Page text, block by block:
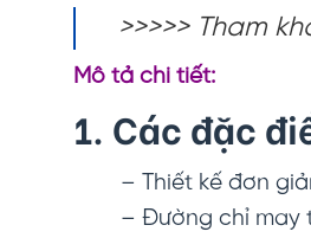
>>>>> Tham
Mô tả chi tiết:
1. Các đặc
– Thiết kế đơn
– Đường chỉ may